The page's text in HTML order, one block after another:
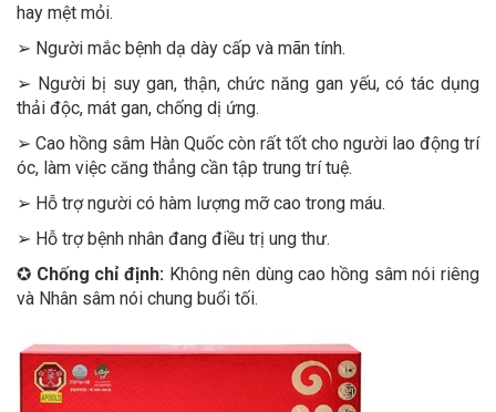
hay mệt mỏi.
➢ Người mắc bệnh dạ dày cấp và mãn tính.
➢ Người bị suy gan, thận, chức năng gan yếu, có tác dụng
thải độc, mát gan, chống dị ứng.
➢ Cao hồng sâm Hàn Quốc còn rất tốt cho người lao động trí
óc, làm việc căng thẳng cần tập trung trí tuệ.
➢ Hỗ trợ người có hàm lượng mỡ cao trong máu.
➢ Hỗ trợ bệnh nhân đang điều trị ung thư.
✪ Chống chỉ định:Không nên dùng cao hồng sâm nói riêng
và Nhân sâm nói chung buổi tối.